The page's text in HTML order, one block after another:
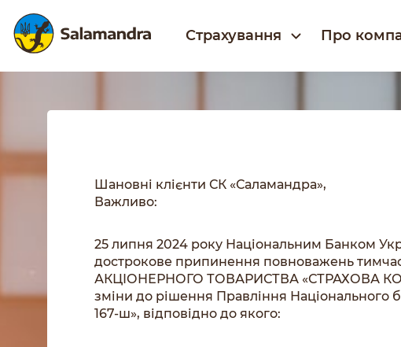
Страхування Про
Шановні клієнти СК «Саламандра»,
Важливо:
25 липня 2024 року Національним Банком
дострокове припинення повноважень
АКЦІОНЕРНОГО ТОВАРИСТВА «СТРАХОВА
зміни до рішення Правління Національного
167-ш», відповідно до якого: